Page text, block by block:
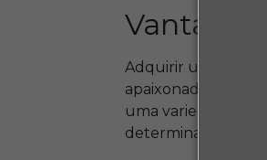
Adquirir um kit de
apaixonado por
uma variedade de
determinada peça.